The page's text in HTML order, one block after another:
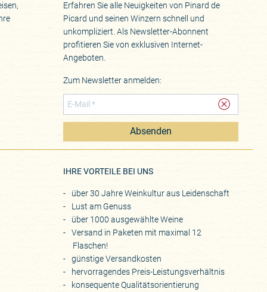
Erfahren Sie alle Neuigkeiten von Pinard de
Picard und seinen Winzern schnell und
unkompliziert. Als Newsletter-Abonnent
profitieren Sie von exklusiven Internet-
Angeboten.
Zum Newsletter anmelden:
Absenden
IHRE VORTEILE BEI UNS
über 30 Jahre Weinkultur aus Leidenschaft
Lust am Genuss
über 1000 ausgewählte Weine
Versand in Paketen mit maximal 12
Flaschen!
günstige Versandkosten
hervorragendes Preis-Leistungsverhältnis
konsequente Qualitätsorientierung